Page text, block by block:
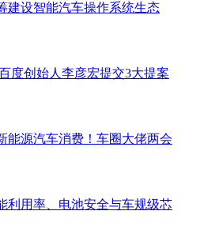
建设智能汽车操作系统生态
度创始人李彦宏提交3大提案
能源汽车消费！车圈大佬两会
利用率、电池安全与车规级芯